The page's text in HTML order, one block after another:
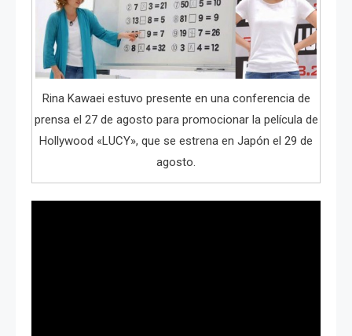
Rina Kawaei estuvo presente en una conferencia de
prensa el 27 de agosto para promocionar la película de
Hollywood «LUCY», que se estrena en Japón el 29 de
agosto.